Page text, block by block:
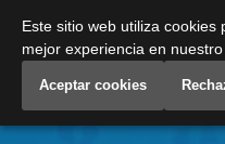
Spain
Este sitio web utiliza
mejor experiencia en nuestro
Aceptar cookies